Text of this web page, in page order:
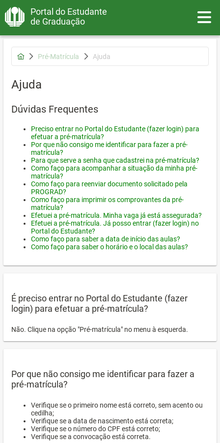
Portal do Estudante
de Graduação
Pré-Matrícula Ajuda
Ajuda
Dúvidas Frequentes
Preciso entrar no Portal do Estudante (fazer login) para
efetuar a pré-matrícula?
Por que não consigo me identificar para fazer a pré-
matrícula?
Para que serve a senha que cadastrei na pré-matrícula?
Como faço para acompanhar a situação da minha pré-
matrícula?
Como faço para reenviar documento solicitado pela
PROGRAD?
Como faço para imprimir os comprovantes da pré-
matrícula?
Efetuei a pré-matrícula. Minha vaga já está assegurada?
Efetuei a pré-matrícula. Já posso entrar (fazer login) no
Portal do Estudante?
Como faço para saber a data de início das aulas?
Como faço para saber o horário e o local das aulas?
É preciso entrar no Portal do Estudante (fazer
login) para efetuar a pré-matrícula?
Não. Clique na opção "Pré-matrícula" no menu à esquerda.
Por que não consigo me identificar para fazer a
pré-matrícula?
Verifique se o primeiro nome está correto, sem acento ou
cedilha;
Verifique se a data de nascimento está correta;
Verifique se o número do CPF está correto;
Verifique se a convocação está correta.